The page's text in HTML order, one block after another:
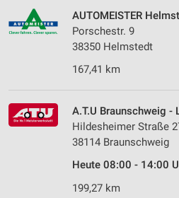
AUTOMEISTER
Porschestr. 9
38350 Helmstedt
167,41 km
A.T.U Braunschweig -
Hildesheimer Straße
38114 Braunschweig
Heute 08:00 - 14:00
199,27 km